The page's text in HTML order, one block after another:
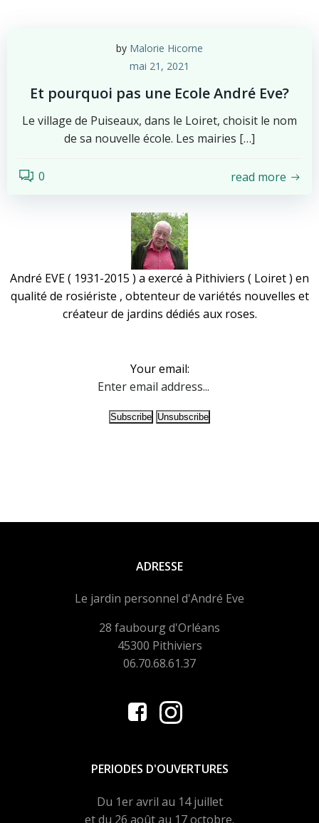
by Malorie Hicorne
mai 21, 2021
Et pourquoi pas une Ecole André Eve?
Le village de Puiseaux, dans le Loiret, choisit le nom
de sa nouvelle école. Les mairies […]
0 read more
André EVE ( 1931-2015 ) a exercé à Pithiviers ( Loiret ) en
qualité de rosiériste , obtenteur de variétés nouvelles et
créateur de jardins dédiés aux roses.
Your email:
ADRESSE
Le jardin personnel d'André Eve
28 faubourg d'Orléans
45300 Pithiviers
06.70.68.61.37
PERIODES D'OUVERTURES
Du 1er avril au 14 juillet
et du 26 août au 17 octobre.